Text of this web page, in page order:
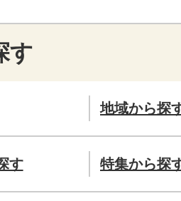
す
地域から探
す 特集から探